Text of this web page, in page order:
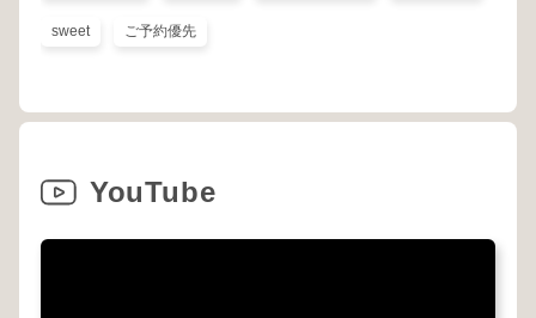
sweet ご予約優先
YouTube